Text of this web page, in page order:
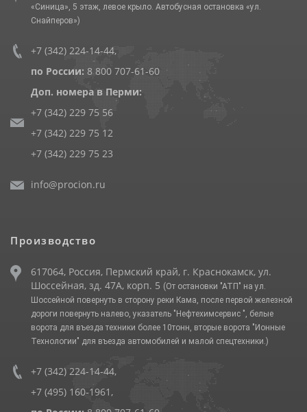
«Синица», 5 этаж, левое крыло. Автобусная остановка «ул.
Снайперов»)
+7 (342) 224-14-44,
по России: 8 800 707-61-60
Доп. номера в Перми:
+7 (342) 229 75 56
+7 (342) 229 75 12
+7 (342) 229 75 23
info@procion.ru
Производство
617064, Россия, Пермский край, г. Краснокамск, ул.
Шоссейная, зд. 47А, корп. 5 (От остановки "АТП" на ул.
Шоссейной повернуть в сторону реки Кама, после первой железной
дороги повернуть налево, указатель "Нефтехимсервис ", белые
ворота для въезда техники более 10тонн, вторые ворота "Ионные
Технологии" для въезда автомобилей и малой спецтехники.)
+7 (342) 224-14-44,
+7 (495) 160-1961 ,